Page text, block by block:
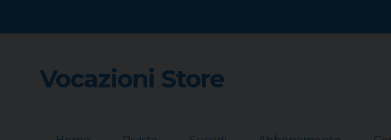
Skip
to
Skip
to
Vocazioni Store